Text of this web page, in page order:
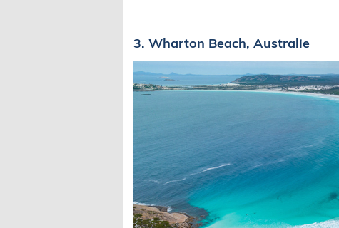
3. Wharton Beach, Australie